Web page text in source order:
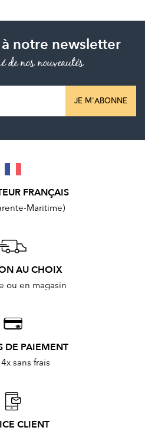
notre newsletter
de nos nouveautés
JE M'ABONNE
FRANÇAIS
Maritime)
AU CHOIX
ou en magasin
DE PAIEMENT
sans frais
CLIENT